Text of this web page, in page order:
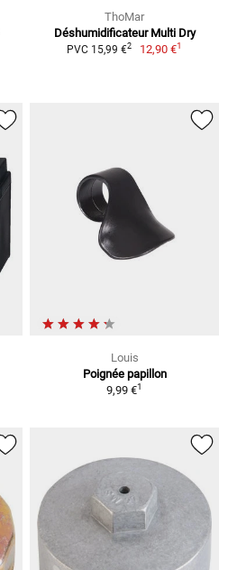
ThoMar
Déshumidificateur Multi Dry
PVC 15,99 €2 12,90 €1
Louis
Poignée papillon
9,99 €1